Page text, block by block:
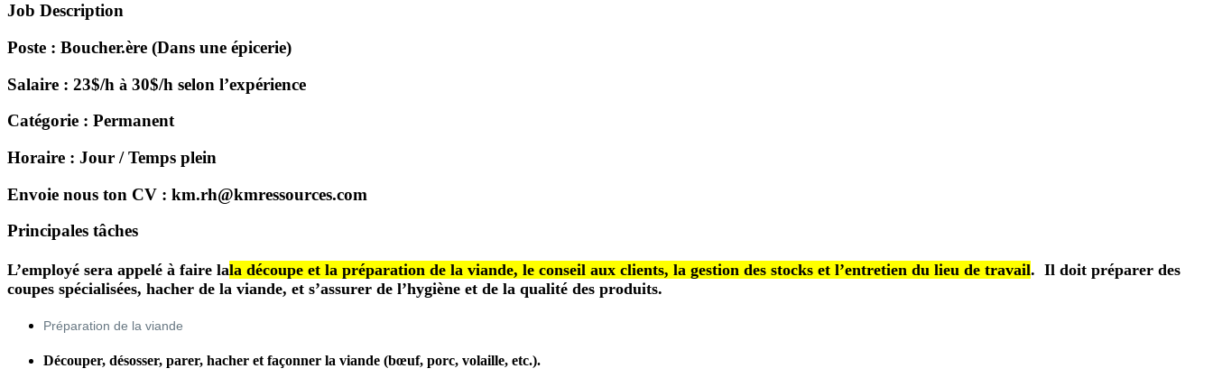
Job Description
Poste : Boucher.ère (Dans une épicerie)
Salaire : 23$/h à 30$/h selon l’expérience
Catégorie : Permanent
Horaire : Jour / Temps plein
Envoie nous ton CV : km.rh@kmressources.com
Principales tâches
L’employé sera appelé à faire lala découpe et la préparation de la viande, le conseil aux clients, la gestion des stocks et l’entretien du lieu de travail. Il doit préparer des
coupes spécialisées, hacher de la viande, et s’assurer de l’hygiène et de la qualité des produits.
Préparation de la viande
Découper, désosser, parer, hacher et façonner la viande (bœuf, porc, volaille, etc.).